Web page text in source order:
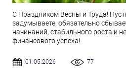
С Праздником Весны и Труда!
задумываете, обязательно
начинаний, стабильного роста и
финансового успеха!
01.05.2026 77